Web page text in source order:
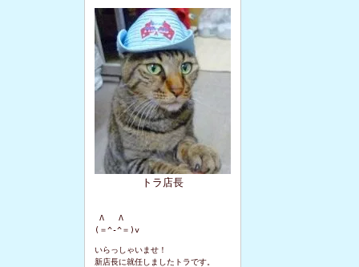
トラ店長
Λ   Λ
(＝^-^＝)v
いらっしゃいませ！
新店長に就任しましたトラです。